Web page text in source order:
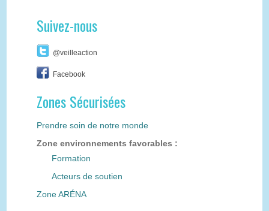
Suivez-nous
@veilleaction
Facebook
Zones Sécurisées
Prendre soin de notre monde
Zone environnements favorables :
Formation
Acteurs de soutien
Zone ARÉNA